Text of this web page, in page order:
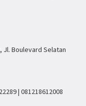
Jl. Boulevard Selatan
| 081218612008